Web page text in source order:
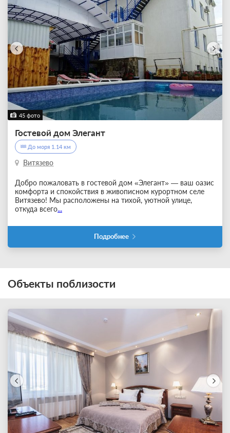
45 фото
Гостевой дом Элегант
До моря 1.14 км
Витязево
Добро пожаловать в гостевой дом «Элегант» — ваш оазис
комфорта и спокойствия в живописном курортном селе
Витязево! Мы расположены на тихой, уютной улице,
откуда всего...
Подробнее
Объекты поблизости